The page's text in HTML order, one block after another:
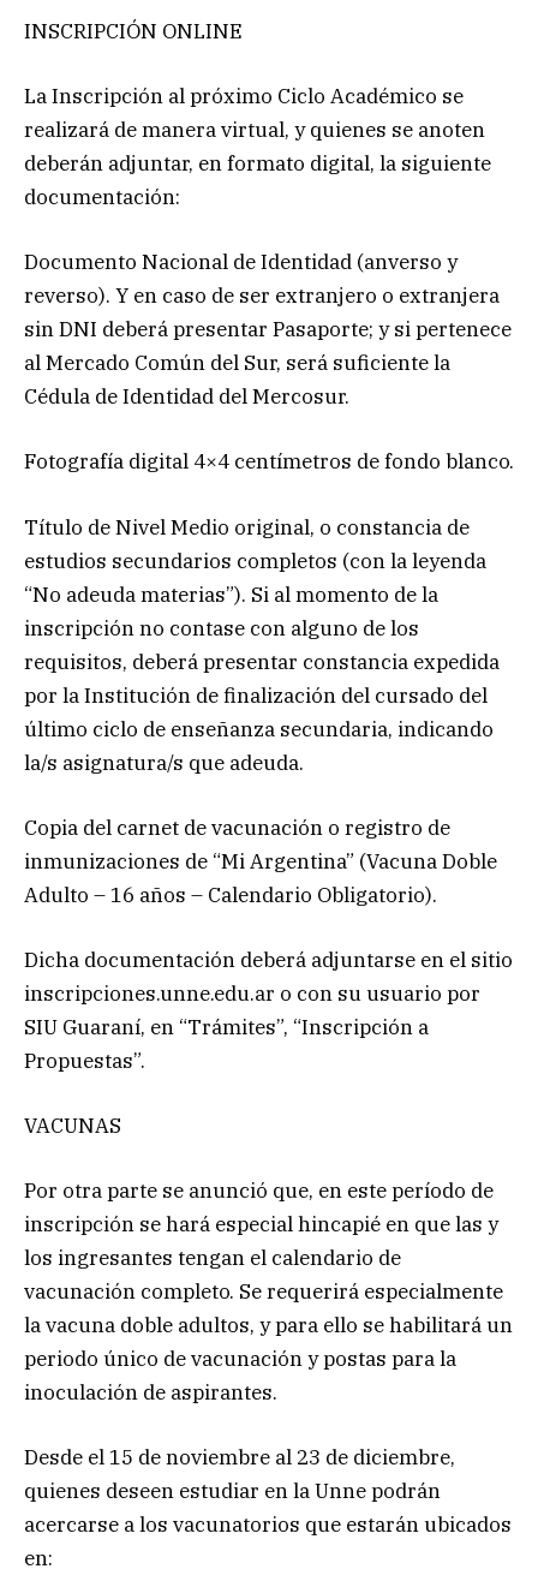
INSCRIPCIÓN ONLINE
La Inscripción al próximo Ciclo Académico se
realizará de manera virtual, y quienes se anoten
deberán adjuntar, en formato digital, la siguiente
documentación:
Documento Nacional de Identidad (anverso y
reverso). Y en caso de ser extranjero o extranjera
sin DNI deberá presentar Pasaporte; y si pertenece
al Mercado Común del Sur, será suficiente la
Cédula de Identidad del Mercosur.
Fotografía digital 4×4 centímetros de fondo blanco.
Título de Nivel Medio original, o constancia de
estudios secundarios completos (con la leyenda
“No adeuda materias”). Si al momento de la
inscripción no contase con alguno de los
requisitos, deberá presentar constancia expedida
por la Institución de finalización del cursado del
último ciclo de enseñanza secundaria, indicando
la/s asignatura/s que adeuda.
Copia del carnet de vacunación o registro de
inmunizaciones de “Mi Argentina” (Vacuna Doble
Adulto – 16 años – Calendario Obligatorio).
Dicha documentación deberá adjuntarse en el sitio
inscripciones.unne.edu.ar o con su usuario por
SIU Guaraní, en “Trámites”, “Inscripción a
Propuestas”.
VACUNAS
Por otra parte se anunció que, en este período de
inscripción se hará especial hincapié en que las y
los ingresantes tengan el calendario de
vacunación completo. Se requerirá especialmente
la vacuna doble adultos, y para ello se habilitará un
periodo único de vacunación y postas para la
inoculación de aspirantes.
Desde el 15 de noviembre al 23 de diciembre,
quienes deseen estudiar en la Unne podrán
acercarse a los vacunatorios que estarán ubicados
en: